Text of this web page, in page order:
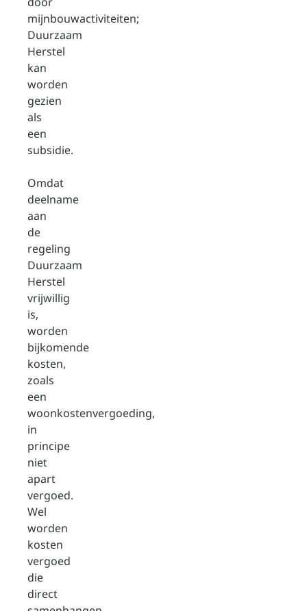
mijnbouwactiviteiten;
Duurzaam
Herstel
kan
worden
gezien
als
een
subsidie.
Omdat
deelname
aan
de
regeling
Duurzaam
Herstel
vrijwillig
is,
worden
bijkomende
kosten,
zoals
een
woonkostenvergoeding,
in
principe
niet
apart
vergoed.
Wel
worden
kosten
vergoed
die
direct